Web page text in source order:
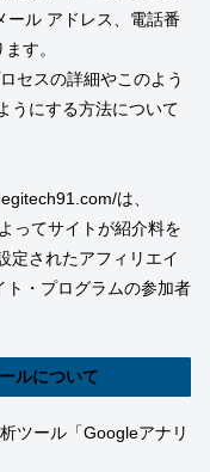
ール アドレス、電話番
す。
セスの詳細やこのよう
うにする方法について
は、
ってサイトが紹介料を
定されたアフィリエイ
ト・プログラムの参加者
ルについて
ツール「Googleアナリ